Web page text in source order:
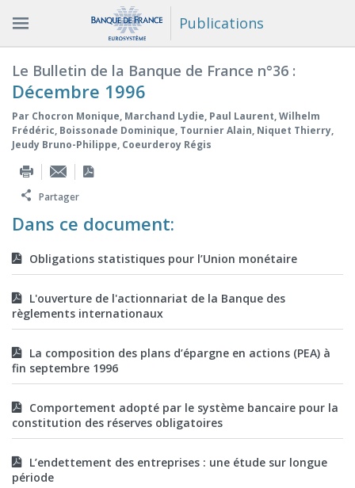
Publications
Le Bulletin de la Banque de France n°36 :
Décembre 1996
Par Chocron Monique, Marchand Lydie, Paul Laurent,Wilhelm
Frédéric, Boissonade Dominique, Tournier Alain, Niquet Thierry,
Jeudy Bruno-Philippe, Coeurderoy Régis
Partager
Dans ce document:
Obligations statistiques pour l’Union monétaire
L'ouverture de l'actionnariat de la Banque des
règlements internationaux
La composition des plans d’épargne en actions (PEA) à
fin septembre 1996
Comportement adopté par le système bancaire pour la
constitution des réserves obligatoires
L’endettement des entreprises : une étude sur longue
période